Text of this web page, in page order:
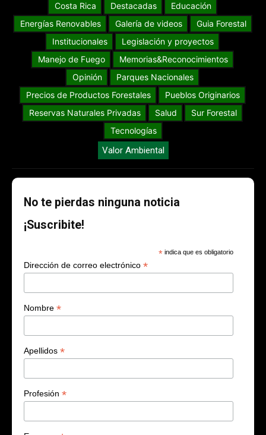
Costa Rica
Destacadas
Educación
Energías Renovables
Galería de videos
Guia Forestal
Institucionales
Legislación y proyectos
Manejo de Fuego
Memorias&Reconocimientos
Opinión
Parques Nacionales
Precios de Productos Forestales
Pueblos Originarios
Reservas Naturales Privadas
Salud
Sur Forestal
Tecnologías
Valor Ambiental
No te pierdas ninguna noticia
¡Suscribite!
* indica que es obligatorio
Dirección de correo electrónico *
Nombre *
Apellidos *
Profesión *